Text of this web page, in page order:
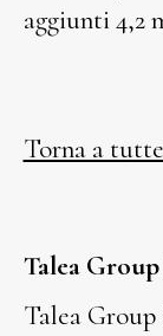
aggiunti 4,2
Torna a
Talea
Talea